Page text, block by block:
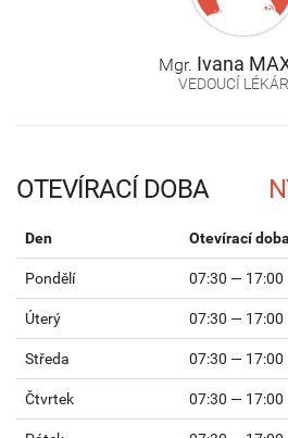
Mgr. Ivana
VEDOUCÍ
OTEVÍRACÍ DOBA
Den Otevírací doba
Pondělí 07:30 — 17:00
Úterý 07:30 — 17:00
Středa 07:30 — 17:00
Čtvrtek 07:30 — 17:00